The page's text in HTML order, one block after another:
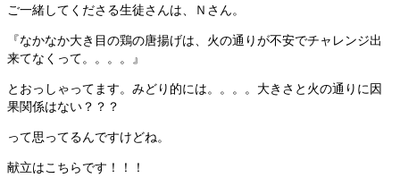
ご一緒してくださる生徒さんは、Ｎさん。
『なかなか大き目の鶏の唐揚げは、火の通りが不安でチャレンジ出
来てなくって。。。。』
とおっしゃってます。みどり的には。。。。大きさと火の通りに因
果関係はない？？？
って思ってるんですけどね。
献立はこちらです！！！